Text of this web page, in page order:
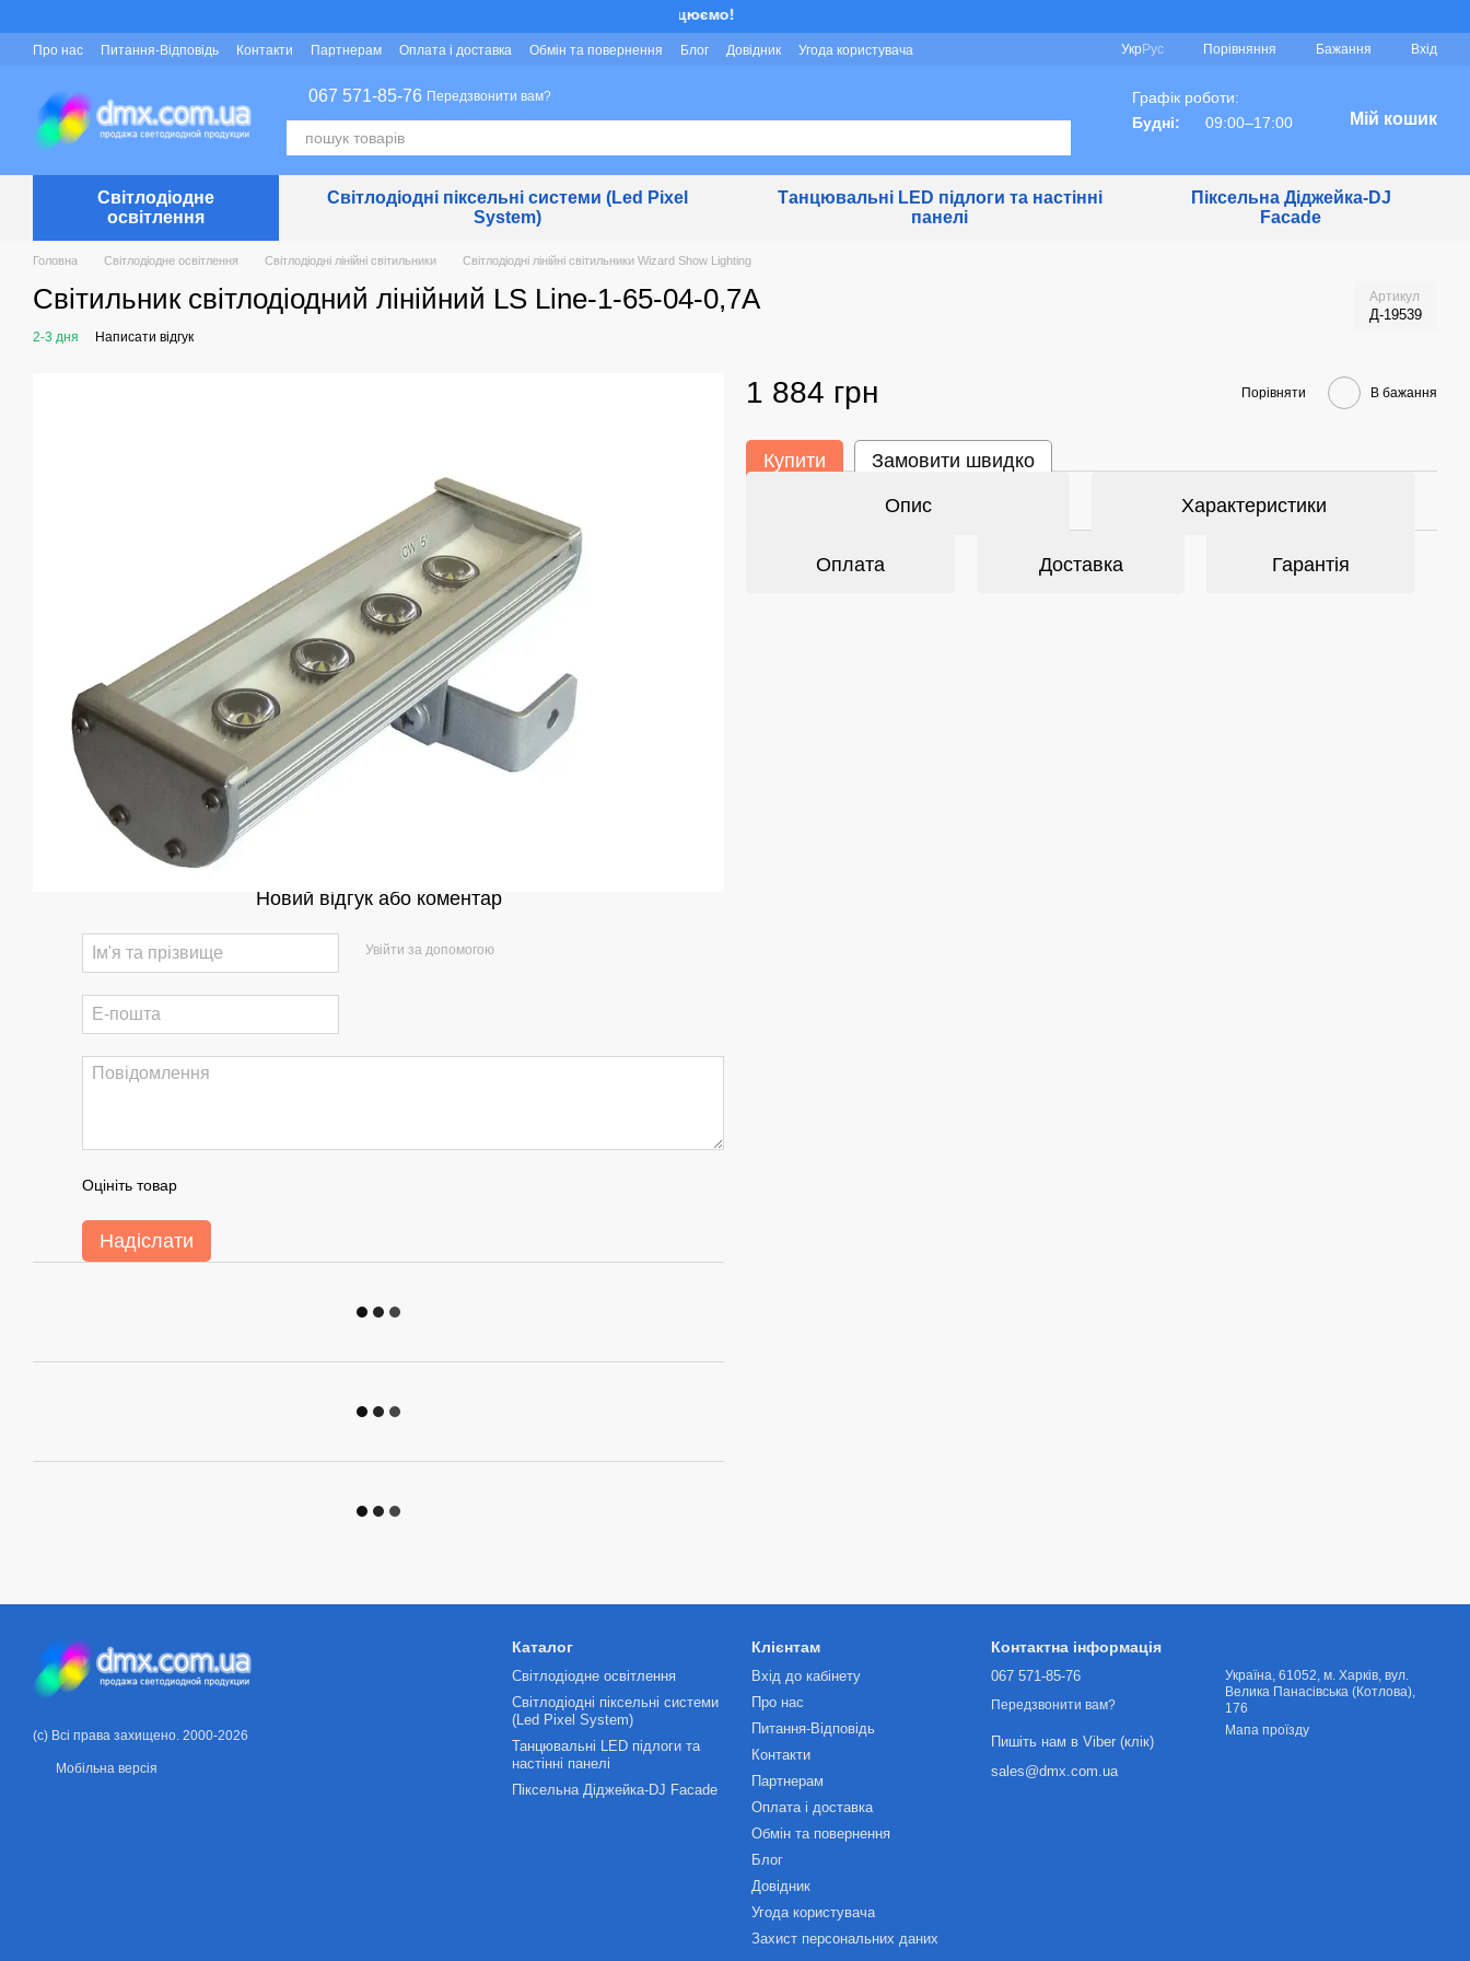
Ми працюємо!
Про нас Питання-Відповідь Контакти Партнерам Оплата і доставка Обмін та повернення Блог Довідник
Угода користувача
Укр Рус Порівняння Бажання Вхід
067 571-85-76 Передзвонити вам?
Графік роботи:
Будні:
09:00–17:00 Мій кошик
Світлодіодне
освітлення
Світлодіодні піксельні системи (Led Pixel
System)
Танцювальні LED підлоги та настінні
панелі
Піксельна Діджейка-DJ
Facade
Головна Світлодіодне освітлення Світлодіодні лінійні світильники Світлодіодні лінійні світильники Wizard Show Lighting
Світильник світлодіодний лінійний LS Line-1-65-04-0,7A Артикул
Д-19539
2-3 дня Написати відгук
Новий відгук або коментар
Увійти за допомогою
Оцініть товар
Надіслати
1 884 грн Порівняти В бажання
Купити Замовити швидко
Опис Характеристики
Оплата Доставка Гарантія
(c) Всі права захищено. 2000-2026
Мобільна версія
Каталог
Світлодіодне освітлення
Світлодіодні піксельні системи
(Led Pixel System)
Танцювальні LED підлоги та
настінні панелі
Піксельна Діджейка-DJ Facade
Клієнтам
Вхід до кабінету
Про нас
Питання-Відповідь
Контакти
Партнерам
Оплата і доставка
Обмін та повернення
Блог
Довідник
Угода користувача
Захист персональних даних
Контактна інформація
067 571-85-76
Передзвонити вам?
Пишіть нам в Viber (клік)
sales@dmx.com.ua
Українa, 61052, м. Харків, вул.
Велика Панасівська (Котлова),
176
Мапа проїзду